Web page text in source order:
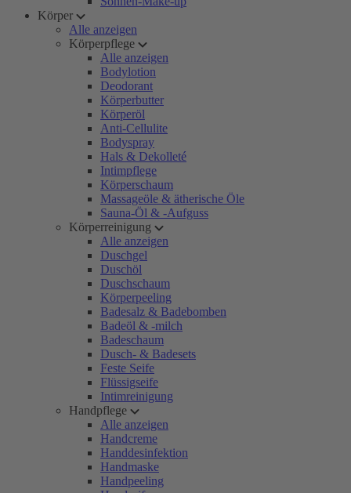
Körper
Alle anzeigen
Körperpflege
Alle anzeigen
Bodylotion
Deodorant
Körperbutter
Körperöl
Anti-Cellulite
Bodyspray
Hals & Dekolleté
Intimpflege
Körperschaum
Massageöle & ätherische Öle
Sauna-Öl & -Aufguss
Körperreinigung
Alle anzeigen
Duschgel
Duschöl
Duschschaum
Körperpeeling
Badesalz & Badebomben
Badeöl & -milch
Badeschaum
Dusch- & Badesets
Feste Seife
Flüssigseife
Intimreinigung
Handpflege
Alle anzeigen
Handcreme
Handdesinfektion
Handmaske
Handpeeling